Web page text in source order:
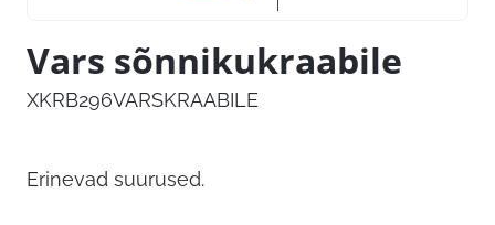
Vars sõnnikukraabile
XKRB296VARSKRAABILE
Erinevad suurused.